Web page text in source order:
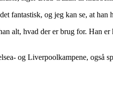
fantastisk, og jeg kan se, at
alt, hvad der er brug for. Han
og Liverpoolkampene, også